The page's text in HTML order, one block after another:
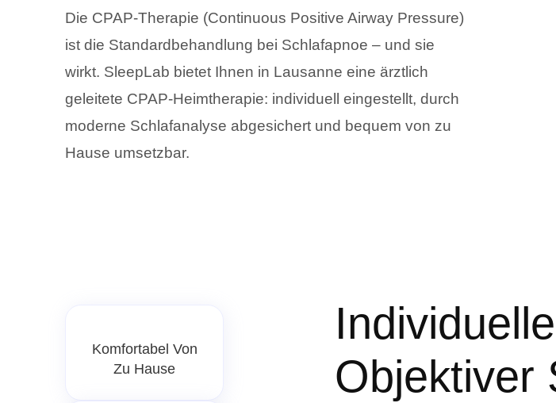
Die CPAP-Therapie (Continuous Positive Airway Pressure)
ist die Standardbehandlung bei Schlafapnoe – und sie
wirkt. SleepLab bietet Ihnen in Lausanne eine ärztlich
geleitete CPAP-Heimtherapie: individuell eingestellt, durch
moderne Schlafanalyse abgesichert und bequem von zu
Hause umsetzbar.
Komfortabel Von
Zu Hause
Objektiver